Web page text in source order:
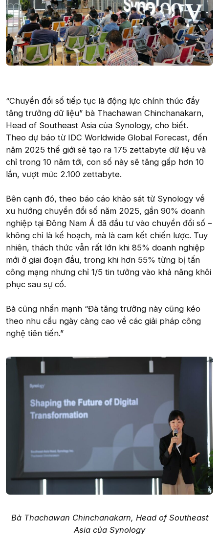
“Chuyển đổi số tiếp tục là động lực chính thúc đẩy
tăng trưởng dữ liệu” bà Thachawan Chinchanakarn,
Head of Southeast Asia của Synology, cho biết.
Theo dự báo từ IDC Worldwide Global Forecast, đến
năm 2025 thế giới sẽ tạo ra 175 zettabyte dữ liệu và
chỉ trong 10 năm tới, con số này sẽ tăng gấp hơn 10
lần, vượt mức 2.100 zettabyte.
Bên cạnh đó, theo báo cáo khảo sát từ Synology về
xu hướng chuyển đổi số năm 2025, gần 90% doanh
nghiệp tại Đông Nam Á đã đầu tư vào chuyển đổi số –
không chỉ là kế hoạch, mà là cam kết chiến lược. Tuy
nhiên, thách thức vẫn rất lớn khi 85% doanh nghiệp
mới ở giai đoạn đầu, trong khi hơn 55% từng bị tấn
công mạng nhưng chỉ 1/5 tin tưởng vào khả năng khôi
phục sau sự cố.
Bà cũng nhấn mạnh “Đà tăng trưởng này cũng kéo
theo nhu cầu ngày càng cao về các giải pháp công
nghệ tiên tiến.”
Bà Thachawan Chinchanakarn, Head of Southeast
Asia của Synology